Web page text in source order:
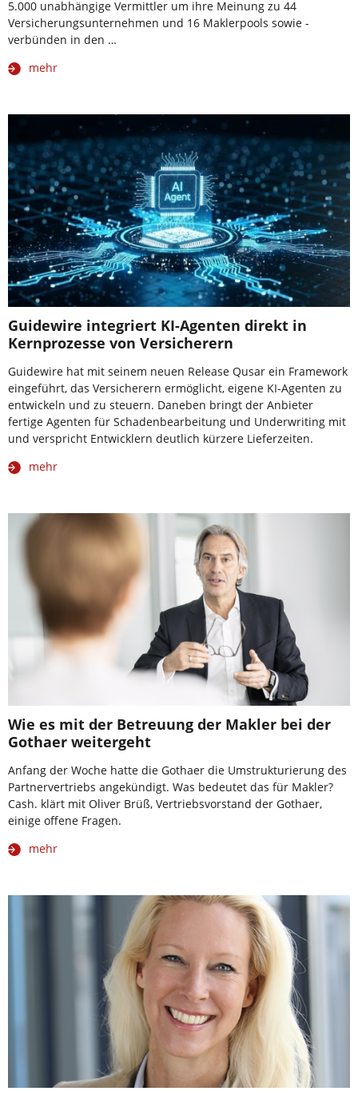
5.000 unabhängige Vermittler um ihre Meinung zu 44
Versicherungsunternehmen und 16 Maklerpools sowie -
verbünden in den …
mehr
Guidewire integriert KI-Agenten direkt in
Kernprozesse von Versicherern
Guidewire hat mit seinem neuen Release Qusar ein Framework
eingeführt, das Versicherern ermöglicht, eigene KI-Agenten zu
entwickeln und zu steuern. Daneben bringt der Anbieter
fertige Agenten für Schadenbearbeitung und Underwriting mit
und verspricht Entwicklern deutlich kürzere Lieferzeiten.
mehr
Wie es mit der Betreuung der Makler bei der
Gothaer weitergeht
Anfang der Woche hatte die Gothaer die Umstrukturierung des
Partnervertriebs angekündigt. Was bedeutet das für Makler?
Cash. klärt mit Oliver Brüß, Vertriebsvorstand der Gothaer,
einige offene Fragen.
mehr